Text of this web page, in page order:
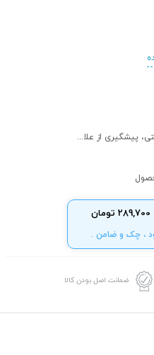
پیشگیری از علا...
289,700 تومان
ضمانت اصل بودن کالا